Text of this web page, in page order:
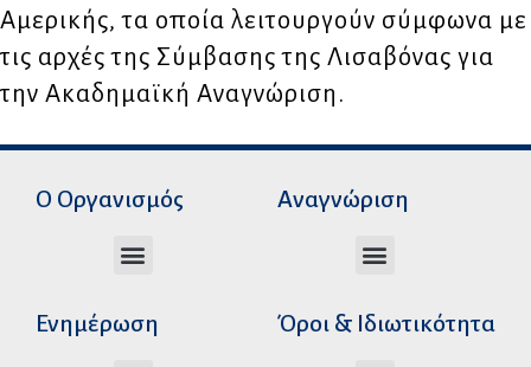
Αμερικής, τα οποία λειτουργούν σύμφωνα με
τις αρχές της Σύμβασης της Λισαβόνας για
την Ακαδημαϊκή Αναγνώριση.
Ο Οργανισμός Αναγνώριση
Ενημέρωση Όροι & Ιδιωτικότητα